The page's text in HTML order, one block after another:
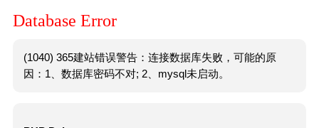
Database Error
(1040) 365建站错误警告：连接数据库失败，可能的原
因：1、数据库密码不对; 2、mysql未启动。